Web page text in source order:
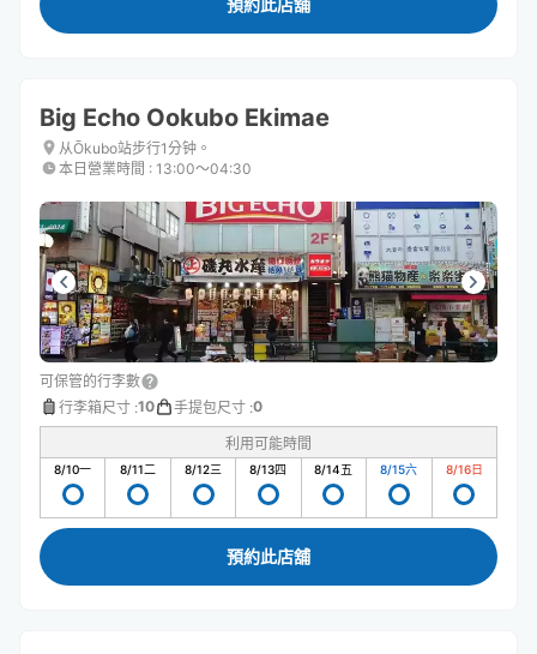
預約此店舖
Big Echo Ookubo Ekimae
从Ōkubo站步行1分钟。
本日營業時間 : 13:00〜04:30
可保管的行李數
行李箱尺寸 :10 手提包尺寸 :0
利用可能時間
8/10一 8/11二 8/12三 8/13四 8/14五 8/15六 8/16日
預約此店舖